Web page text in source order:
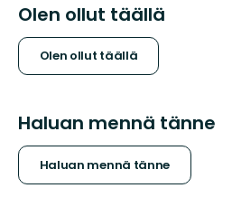
Olen ollut täällä
Olen ollut täällä
Haluan mennä tänne
Haluan mennä tänne